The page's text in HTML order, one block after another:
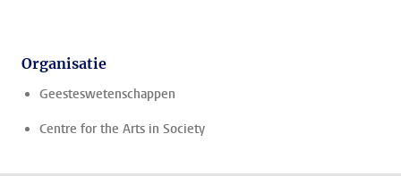
Organisatie
Geesteswetenschappen
Centre for the Arts in Society